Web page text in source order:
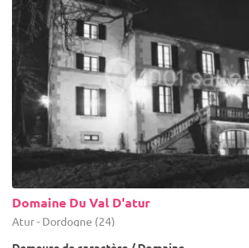
Domaine Du Val D'atur
Atur - Dordogne (24)